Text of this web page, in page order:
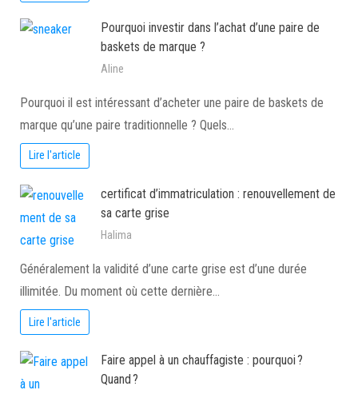
Pourquoi investir dans l’achat d’une paire de
baskets de marque ?
Aline
Pourquoi il est intéressant d’acheter une paire de baskets de
marque qu’une paire traditionnelle ? Quels…
Lire l'article
certificat d’immatriculation : renouvellement de
sa carte grise
Halima
Généralement la validité d’une carte grise est d’une durée
illimitée. Du moment où cette dernière…
Lire l'article
Faire appel à un chauffagiste : pourquoi ?
Quand ?